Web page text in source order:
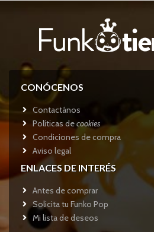
CONÓCENOS
Contactános
Políticas decookies
Condiciones de compra
Aviso legal
ENLACES DE INTERÉS
Antes de comprar
Solicita tu Funko Pop
Mi lista de deseos